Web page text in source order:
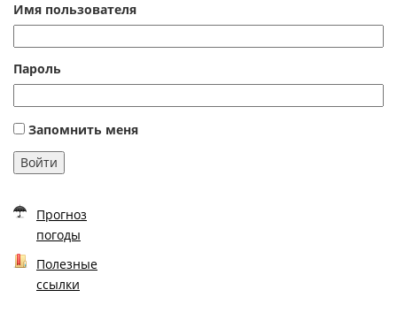
Имя пользователя
Пароль
Запомнить меня
Войти
Прогноз
погоды
Полезные
ссылки